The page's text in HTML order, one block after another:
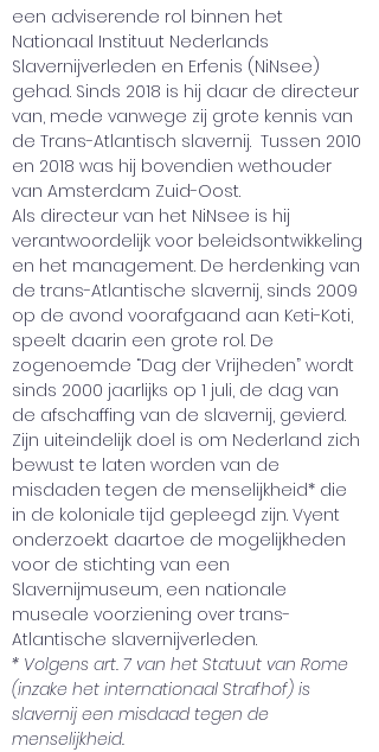
een adviserende rol binnen het
Nationaal Instituut Nederlands
Slavernijverleden en Erfenis (NiNsee)
gehad. Sinds 2018 is hij daar de directeur
van, mede vanwege zij grote kennis van
de Trans-Atlantisch slavernij.  Tussen 2010
en 2018 was hij bovendien wethouder
van Amsterdam Zuid-Oost.
Als directeur van het NiNsee is hij
verantwoordelijk voor beleidsontwikkeling
en het management. De herdenking van
de trans-Atlantische slavernij, sinds 2009
op de avond voorafgaand aan Keti-Koti,
speelt daarin een grote rol. De
zogenoemde “Dag der Vrijheden” wordt
sinds 2000 jaarlijks op 1 juli, de dag van
de afschaffing van de slavernij, gevierd.
Zijn uiteindelijk doel is om Nederland zich
bewust te laten worden van de
misdaden tegen de menselijkheid* die
in de koloniale tijd gepleegd zijn. Vyent
onderzoekt daartoe de mogelijkheden
voor de stichting van een
Slavernijmuseum, een nationale
museale voorziening over trans-
Atlantische slavernijverleden.
* Volgens art. 7 van het Statuut van Rome
(inzake het internationaal Strafhof) is
slavernij een misdaad tegen de
menselijkheid.